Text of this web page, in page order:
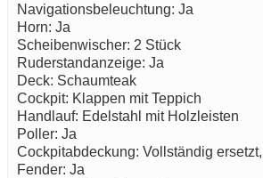
Navigationsbeleuchtung: Ja
Horn: Ja
Scheibenwischer: 2 Stück
Ruderstandanzeige: Ja
Deck: Schaumteak
Cockpit: Klappen mit Teppich
Handlauf: Edelstahl mit Holzleisten
Poller: Ja
Cockpitabdeckung: Vollständig
Fender: Ja